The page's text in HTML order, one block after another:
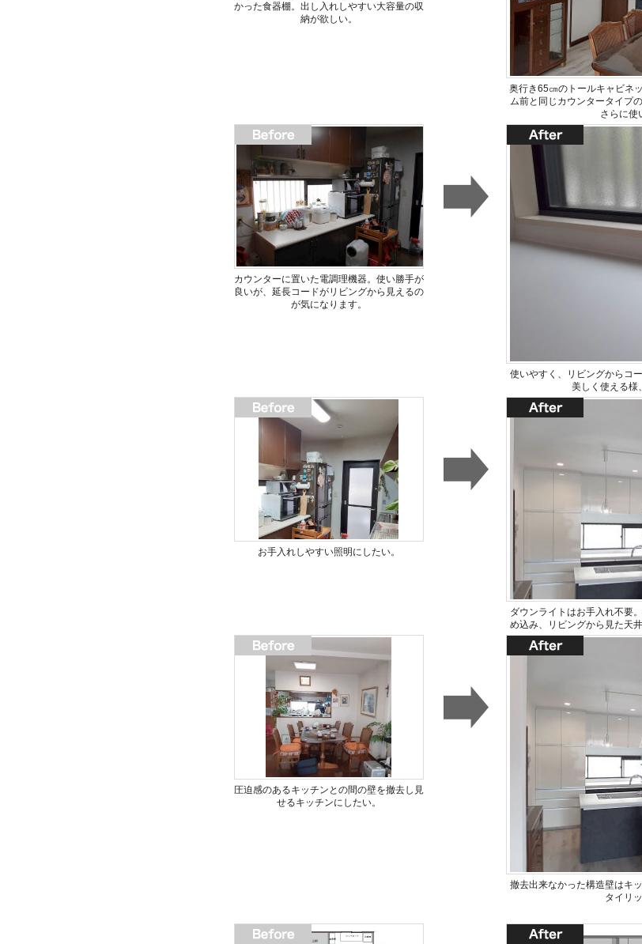
かった食器棚。出し入れしやすい大容量の収
納が欲しい。
奥行き65㎝のトールキャビネ
ム前と同じカウンタータイプ
さらに使
カウンターに置いた電調理機器。使い勝手が
良いが、延長コードがリビングから見えるの
が気になります。
使いやすく、リビングからコ
美しく使える様
お手入れしやすい照明にしたい。
ダウンライトはお手入れ不要
め込み、リビングから見た天
圧迫感のあるキッチンとの間の壁を撤去し見
せるキッチンにしたい。
撤去出来なかった構造壁はキ
タイリ